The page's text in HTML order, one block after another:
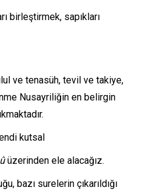
birleştirmek, sapıkları
ve tenasüh, tevil ve takiye,
Nusayriliğin en belirgin
kutsal
üzerinden ele alacağız.
bazı surelerin çıkarıldığı